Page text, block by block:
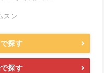
スン
探す
探す